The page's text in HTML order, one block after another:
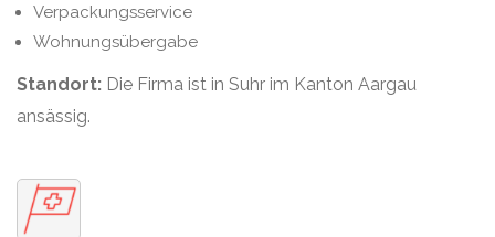
Verpackungsservice
Wohnungsübergabe
Standort: Die Firma ist in Suhr im Kanton Aargau
ansässig.